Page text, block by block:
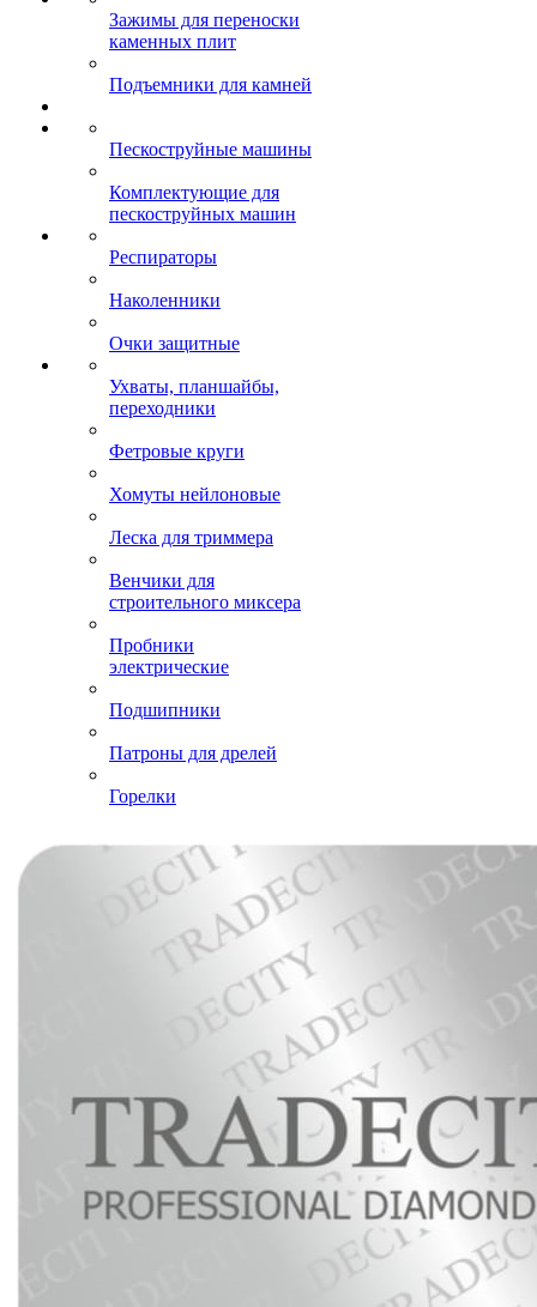
Зажимы для переноски
каменных плит
Подъемники для камней
Пескоструйные машины
Комплектующие для
пескоструйных машин
Респираторы
Наколенники
Очки защитные
Ухваты, планшайбы,
переходники
Фетровые круги
Хомуты нейлоновые
Леска для триммера
Венчики для
строительного миксера
Пробники
электрические
Подшипники
Патроны для дрелей
Горелки